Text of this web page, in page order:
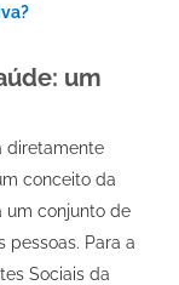
um
diretamente
conceito da
um conjunto de
pessoas. Para a
Sociais da